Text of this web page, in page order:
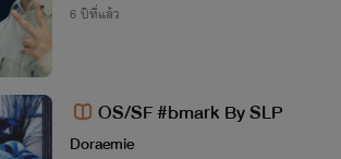
6 ปีที่แล้ว
OS/SF #bmark By SLP
Doraemie